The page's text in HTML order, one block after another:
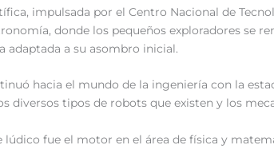
impulsada por el Centro Nacional de
donde los pequeños exploradores se
adaptada a su asombro inicial.
hacia el mundo de la ingeniería con la
diversos tipos de robots que existen y los
lúdico fue el motor en el área de física y